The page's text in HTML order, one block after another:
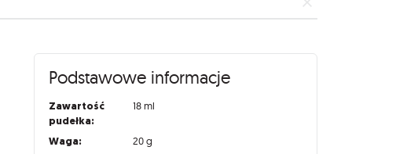
Podstawowe informacje
Zawartość
pudełka:
18 ml
Waga: 20 g